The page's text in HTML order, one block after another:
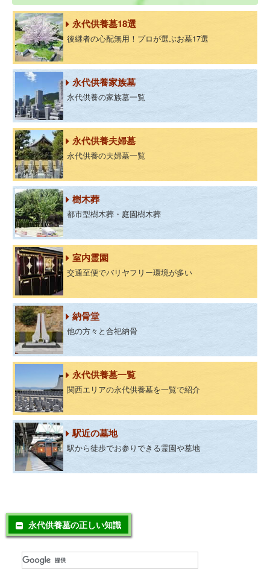
永代供養墓18選
後継者の心配無用！プロが選ぶお墓17選
永代供養家族墓
永代供養の家族墓一覧
永代供養夫婦墓
永代供養の夫婦墓一覧
樹木葬
都市型樹木葬・庭園樹木葬
室内霊園
交通至便でバリヤフリー環境が多い
納骨堂
他の方々と合祀納骨
永代供養墓一覧
関西エリアの永代供養墓を一覧で紹介
駅近の墓地
駅から徒歩でお参りできる霊園や墓地
永代供養墓の正しい知識